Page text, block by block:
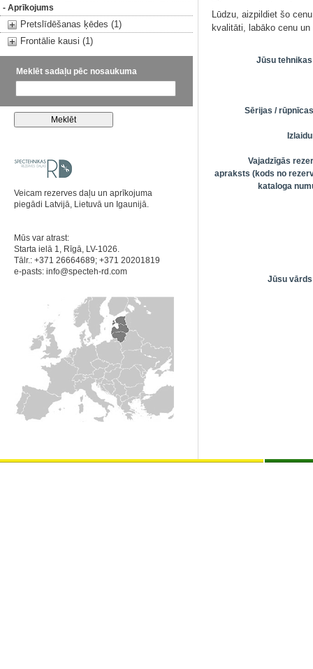
- Aprīkojums
Pretslīdēšanas ķēdes (1)
Frontālie kausi (1)
Meklēt sadaļu pēc nosaukuma
Veicam rezerves daļu un aprīkojuma
piegādi Latvijā, Lietuvā un Igaunijā.
Mūs var atrast:
Starta ielā 1, Rīgā, LV-1026.
Tālr.: +371 26664689; +371 20201819
e-pasts: info@specteh-rd.com
Lūdzu, aizpildiet šo
kvalitāti, labāko cenu
Jūsu
Sērijas /
Vajadzīgās
apraksts (kods no
kataloga
Jūsu